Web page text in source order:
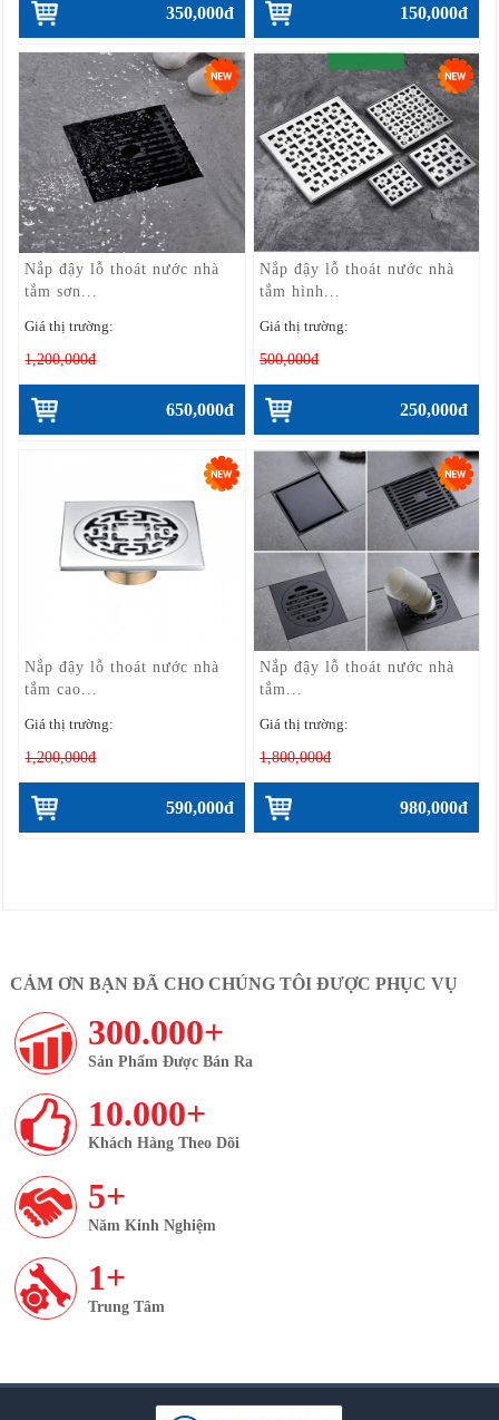
350,000đ 150,000đ
Nắp đậy lỗ thoát nước nhà
tắm sơn...
Giá thị trường:
1,200,000đ
650,000đ
Nắp đậy lỗ thoát nước nhà
tắm hình...
Giá thị trường:
500,000đ
250,000đ
Nắp đậy lỗ thoát nước nhà
tắm cao...
Giá thị trường:
1,200,000đ
590,000đ
Nắp đậy lỗ thoát nước nhà
tắm...
Giá thị trường:
1,800,000đ
980,000đ
CẢM ƠN BẠN ĐÃ CHO CHÚNG TÔI ĐƯỢC PHỤC VỤ
300.000+
Sản Phẩm Được Bán Ra
10.000+
Khách Hàng Theo Dõi
5+
Năm Kinh Nghiệm
1+
Trung Tâm